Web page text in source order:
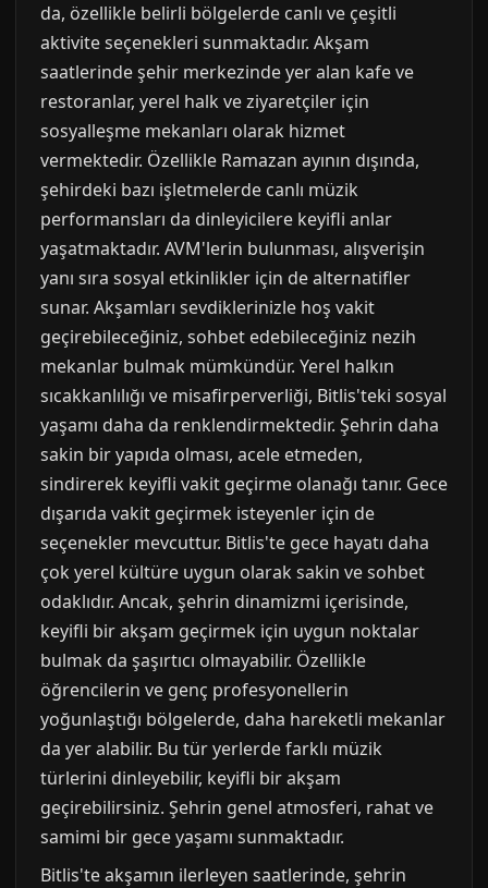
da, özellikle belirli bölgelerde canlı ve çeşitli
aktivite seçenekleri sunmaktadır. Akşam
saatlerinde şehir merkezinde yer alan kafe ve
restoranlar, yerel halk ve ziyaretçiler için
sosyalleşme mekanları olarak hizmet
vermektedir. Özellikle Ramazan ayının dışında,
şehirdeki bazı işletmelerde canlı müzik
performansları da dinleyicilere keyifli anlar
yaşatmaktadır. AVM'lerin bulunması, alışverişin
yanı sıra sosyal etkinlikler için de alternatifler
sunar. Akşamları sevdiklerinizle hoş vakit
geçirebileceğiniz, sohbet edebileceğiniz nezih
mekanlar bulmak mümkündür. Yerel halkın
sıcakkanlılığı ve misafirperverliği, Bitlis'teki sosyal
yaşamı daha da renklendirmektedir. Şehrin daha
sakin bir yapıda olması, acele etmeden,
sindirerek keyifli vakit geçirme olanağı tanır. Gece
dışarıda vakit geçirmek isteyenler için de
seçenekler mevcuttur. Bitlis'te gece hayatı daha
çok yerel kültüre uygun olarak sakin ve sohbet
odaklıdır. Ancak, şehrin dinamizmi içerisinde,
keyifli bir akşam geçirmek için uygun noktalar
bulmak da şaşırtıcı olmayabilir. Özellikle
öğrencilerin ve genç profesyonellerin
yoğunlaştığı bölgelerde, daha hareketli mekanlar
da yer alabilir. Bu tür yerlerde farklı müzik
türlerini dinleyebilir, keyifli bir akşam
geçirebilirsiniz. Şehrin genel atmosferi, rahat ve
samimi bir gece yaşamı sunmaktadır.
Bitlis'te akşamın ilerleyen saatlerinde, şehrin